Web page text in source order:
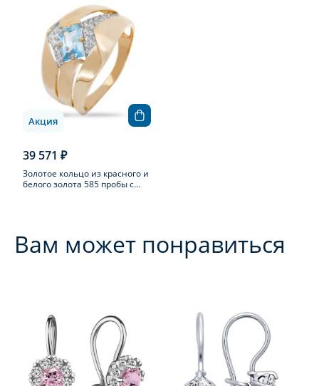
39 571 ₽
Золотое кольцо из красного и
белого золота 585 пробы с
Акция
Вам может понравиться